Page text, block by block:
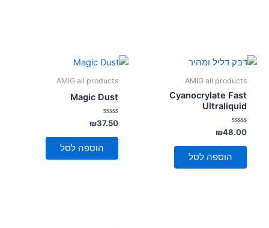
AMIG all products
Cyanocrylate Fast
Ultraliquid
דורג
0
מתוך
₪48.00
הוספה לסל
AMIG all products
Magic Dust
דורג
0
מתוך
₪37.50
הוספה לסל